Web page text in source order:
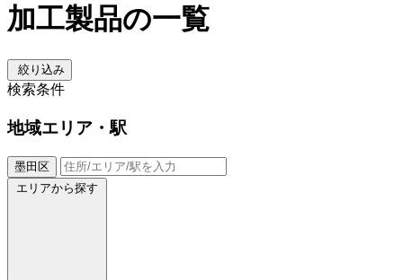
加工製品の一覧
絞り込み
検索条件
地域エリア・駅
墨田区
エリアから探す